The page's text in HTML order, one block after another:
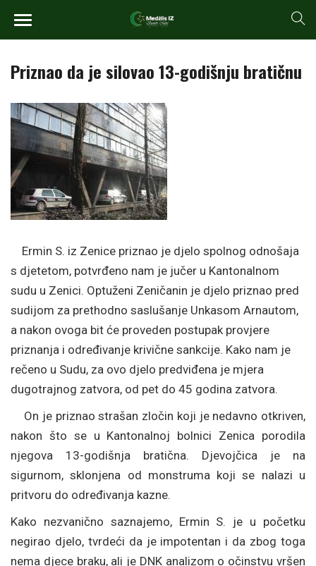
Priznao da je silovao 13-godišnju bratičnu
Ermin S. iz Zenice priznao je djelo spolnog odnošaja
s djetetom, potvrđeno nam je jučer u Kantonalnom
sudu u Zenici. Optuženi Zeničanin je djelo priznao pred
sudijom za prethodno saslušanje Unkasom Arnautom,
a nakon ovoga bit će proveden postupak provjere
priznanja i određivanje krivične sankcije. Kako nam je
rečeno u Sudu, za ovo djelo predviđena je mjera
dugotrajnog zatvora, od pet do 45 godina zatvora.
On je priznao strašan zločin koji je nedavno otkriven,
nakon što se u Kantonalnoj bolnici Zenica porodila
njegova 13-godišnja bratična. Djevojčica je na
sigurnom, sklonjena od monstruma koji se nalazi u
pritvoru do određivanja kazne.
Kako nezvanično saznajemo, Ermin S. je u početku
negirao djelo, tvrdeći da je impotentan i da zbog toga
nema djece braku, ali je DNK analizom o očinstvu vršen